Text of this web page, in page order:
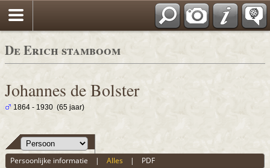
De Erich stamboom
Johannes de Bolster
1864 - 1930 (65 jaar)
Persoonlijke informatie |Alles | PDF